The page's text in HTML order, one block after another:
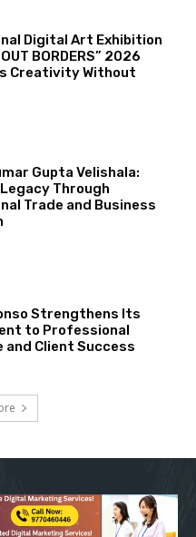
Digital Art Exhibition
BORDERS” 2026
Creativity Without
Gupta Velishala:
Through
Trade and Business
Strengthens Its
to Professional
and Client Success